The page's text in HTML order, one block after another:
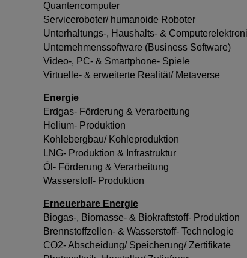
Quantencomputer
Serviceroboter/ humanoide Roboter
Unterhaltungs-, Haushalts- &
Unternehmenssoftware (Business Software)
Video-, PC- & Smartphone- Spiele
Virtuelle- & erweiterte Realität/ Metaverse
Energie
Erdgas- Förderung & Verarbeitung
Helium- Produktion
Kohlebergbau/ Kohleproduktion
LNG- Produktion & Infrastruktur
Öl- Förderung & Verarbeitung
Wasserstoff- Produktion
Erneuerbare Energie
Biogas-, Biomasse- & Biokraftstoff- Produktion
Brennstoffzellen- & Wasserstoff- Technologie
CO2- Abscheidung/ Speicherung/ Zertifikate